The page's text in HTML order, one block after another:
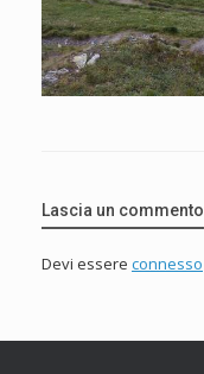
Lascia un commento
Devi essere connesso